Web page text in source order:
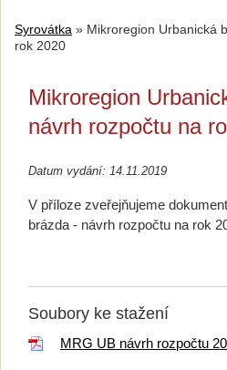
Syrovátka » Mikroregion Urbanická
rok 2020
Mikroregion
návrh rozpočtu na
Datum vydání: 14.11.2019
V příloze zveřejňujeme
brázda - návrh rozpočtu na rok
Soubory ke stažení
MRG UB návrh rozpočtu